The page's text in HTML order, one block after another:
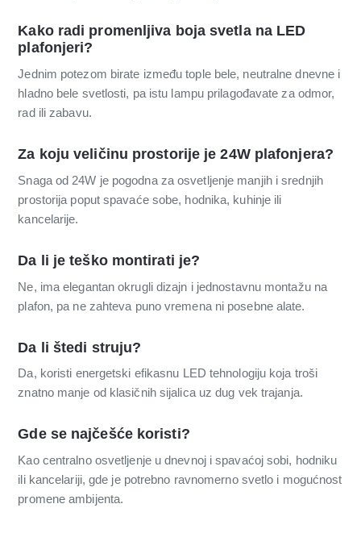
Kako radi promenljiva boja svetla na LED
plafonjeri?
Jednim potezom birate između tople bele, neutralne dnevne i
hladno bele svetlosti, pa istu lampu prilagođavate za odmor,
rad ili zabavu.
Za koju veličinu prostorije je 24W plafonjera?
Snaga od 24W je pogodna za osvetljenje manjih i srednjih
prostorija poput spavaće sobe, hodnika, kuhinje ili
kancelarije.
Da li je teško montirati je?
Ne, ima elegantan okrugli dizajn i jednostavnu montažu na
plafon, pa ne zahteva puno vremena ni posebne alate.
Da li štedi struju?
Da, koristi energetski efikasnu LED tehnologiju koja troši
znatno manje od klasičnih sijalica uz dug vek trajanja.
Gde se najčešće koristi?
Kao centralno osvetljenje u dnevnoj i spavaćoj sobi, hodniku
ili kancelariji, gde je potrebno ravnomerno svetlo i mogućnost
promene ambijenta.